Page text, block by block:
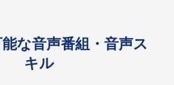
な音声番組・音声ス
キル